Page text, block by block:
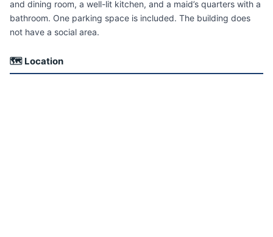
and dining room, a well-lit kitchen, and a maid’s quarters with a
bathroom. One parking space is included. The building does
not have a social area.
🗺 Location